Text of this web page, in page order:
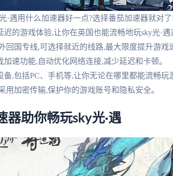
·遇用什么加速器好一点?选择番茄加速器就对
迟的游戏体验,让你在英国也能流畅地玩sky光·
回国专线,可选择就近的线路,最大限度提升游戏
加速功能,自动优化网络连接,减少延迟和卡顿。
备,包括PC、手机等,让你无论在哪里都能流畅玩
用加密传输,保护你的游戏账号和隐私安全。
器助你畅玩sky光·遇